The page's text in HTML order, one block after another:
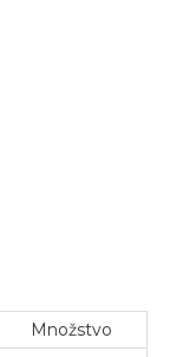
Množstvo